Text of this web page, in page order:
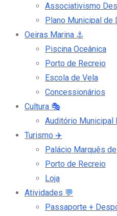
Associativismo
Plano Municipal
Oeiras Marina ⚓
Piscina Oceânica
Porto de Recreio
Escola de Vela
Concessionários
Cultura 🎭
Auditório Municipal
Turismo ✈️
Palácio Marquês
Porto de Recreio
Loja
Atividades 💬
Passaporte +